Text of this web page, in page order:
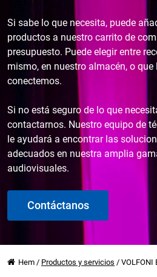
Si sabe lo que necesita, puede
productos a nuestro carrito de
presupuesto. Puede elegir entre
mismo, en nuestro almacén, o
conectemos.
Si no está seguro de lo que
contactarnos. Nuestro equipo de
le ayudará a encontrar las
adecuados en nuestra amplia
audiovisuales.
Contáctanos
Hem / Productos y servicios / VOLFONI